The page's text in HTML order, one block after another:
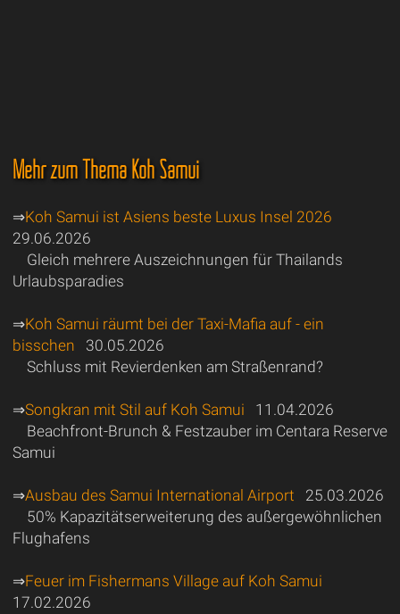
Mehr zum Thema Koh Samui
⇒Koh Samui ist Asiens beste Luxus Insel 2026
29.06.2026
Gleich mehrere Auszeichnungen für Thailands
Urlaubsparadies
⇒Koh Samui räumt bei der Taxi-Mafia auf - ein
bisschen 30.05.2026
Schluss mit Revierdenken am Straßenrand?
⇒Songkran mit Stil auf Koh Samui 11.04.2026
Beachfront-Brunch & Festzauber im Centara Reserve
Samui
⇒Ausbau des Samui International Airport 25.03.2026
50% Kapazitätserweiterung des außergewöhnlichen
Flughafens
⇒Feuer im Fishermans Village auf Koh Samui
17.02.2026